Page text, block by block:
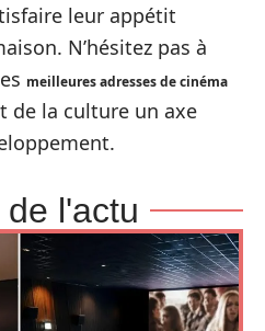
leur appétit
N’hésitez pas à
meilleures adresses de cinéma
de la culture un axe
l'actu